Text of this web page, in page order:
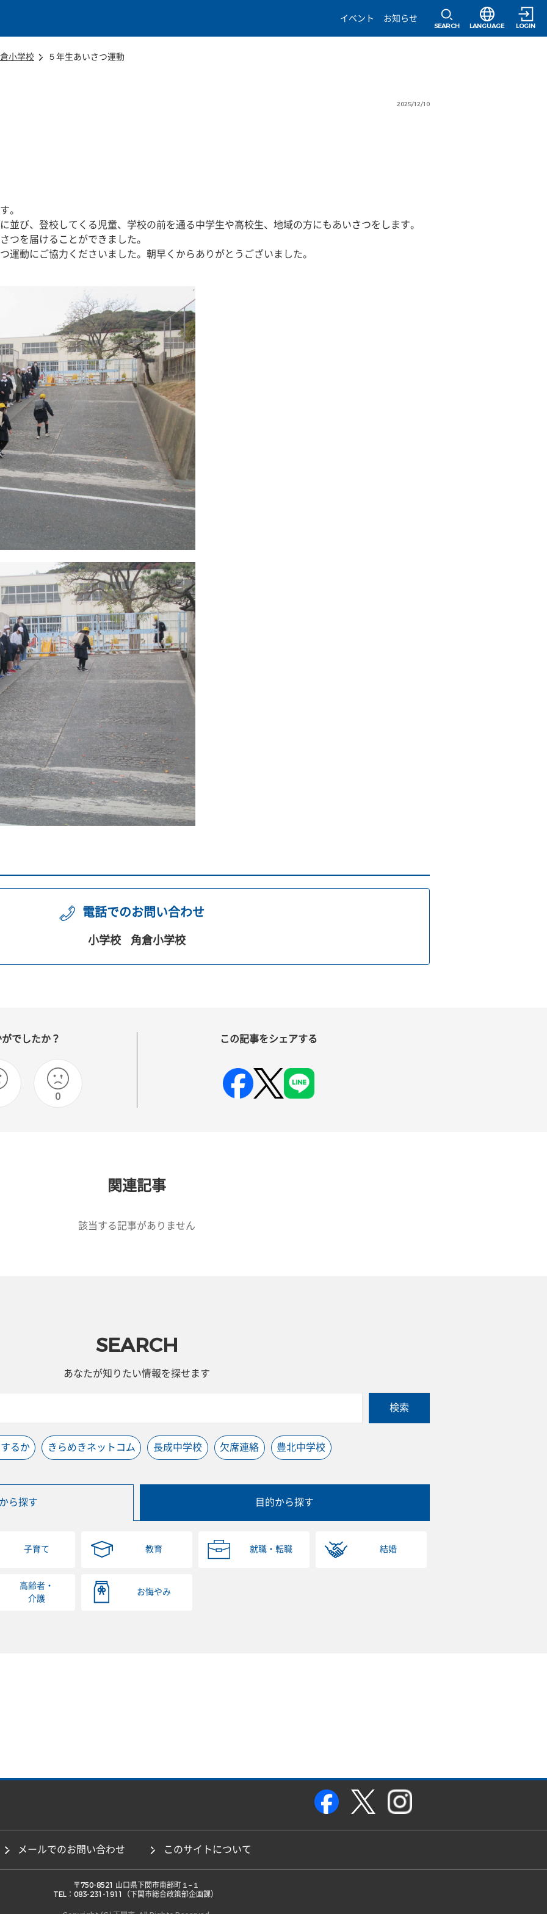
イベント
お知らせ
SEARCH
選択すると言語
LANGUAGE LOGIN
小学校 ５年生あいさつ運動
2025/12/10
。
び、登校してくる児童、学校の前を通る中学生や高校生、地域の方にもあいさつをします。
を届けることができました。
動にご協力くださいました。朝早くからありがとうございました。
電話でのお問い合わせ
小学校 角倉小学校
でしたか？
0
この記事をシェアする
関連記事
該当する記事がありません
SEARCH
あなたが知りたい情報を探せます
検索
るか きらめきネットコム 長成中学校 欠席連絡 豊北中学校
ら探す 目的から探す
子育て 教育 就職・転職 結婚
高齢者・
介護
お悔やみ
メールでのお問い合わせ このサイトについて
TEL：083-231-1911（下関市総合政策部企画課）